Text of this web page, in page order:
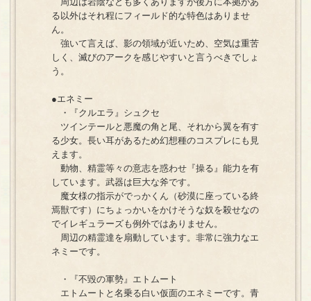
る以外はそれ程にフィールド的な特色はありませ
ん。
強いて言えば、影の領域が近いため、空気は重苦
しく、滅びのアークを感じやすいと言うべきでしょ
う。
●エネミー
・『クルエラ』シュクセ
ツインテールと悪魔の角と尾、それから翼を有す
る少女。長い耳があるため幻想種のコスプレにも見
えます。
動物、精霊等々の意志を惑わせ『操る』能力を有
しています。武器は巨大な斧です。
魔女様の指示がでっかくん（砂漠に座っている終
焉獣です）にちょっかいをかけそうな奴を殺せなの
でイレギュラーズも例外ではありません。
周辺の精霊達を扇動しています。非常に強力なエ
ネミーです。
・『不毀の軍勢』エトムート
エトムートと名乗る白い仮面のエネミーです。青